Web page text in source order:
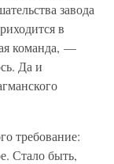
завода
в
команда, —
Да и
требование:
Стало быть,